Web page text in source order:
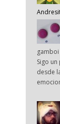
gamboi
Sigo
desde